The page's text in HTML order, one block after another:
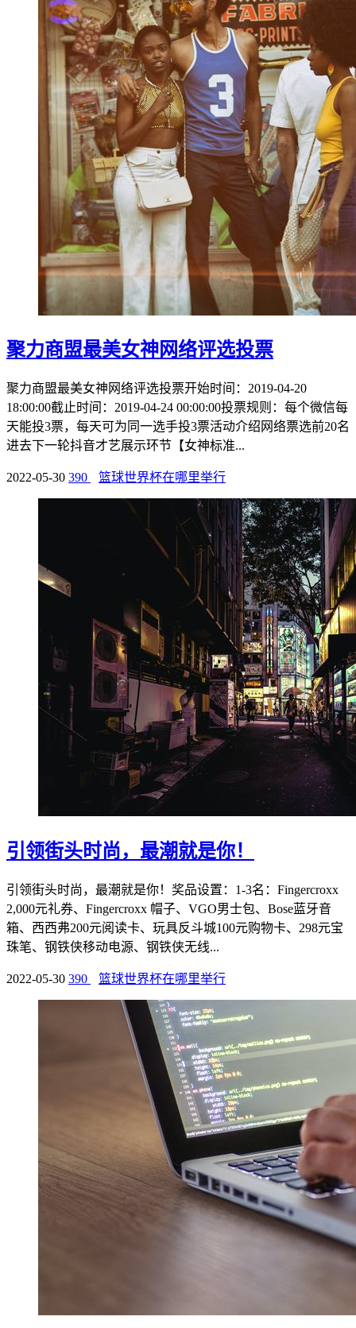
聚力商盟最美女神网络评选投票
聚力商盟最美女神网络评选投票开始时间：2019-04-20
18:00:00截止时间：2019-04-24 00:00:00投票规则：每个微信每
天能投3票，每天可为同一选手投3票活动介绍网络票选前20名
进去下一轮抖音才艺展示环节【女神标准...
2022-05-30 390 篮球世界杯在哪里举行
引领街头时尚，最潮就是你！
引领街头时尚，最潮就是你！奖品设置：1-3名：Fingercroxx
2,000元礼券、Fingercroxx 帽子、VGO男士包、Bose蓝牙音
箱、西西弗200元阅读卡、玩具反斗城100元购物卡、298元宝
珠笔、钢铁侠移动电源、钢铁侠无线...
2022-05-30 390 篮球世界杯在哪里举行